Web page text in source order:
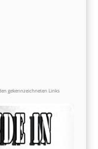
gekennzeichneten Links